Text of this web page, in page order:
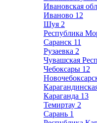
Ивановская
Иваново 12
Шуя 2
Республика
Саранск 11
Рузаевка 2
Чувашская
Чебоксары 12
Караганда 13
Темиртау 2
Сарань 1